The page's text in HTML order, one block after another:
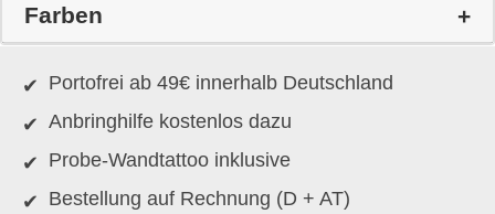
Farben
Portofrei ab 49€ innerhalb Deutschland
Anbringhilfe kostenlos dazu
Probe-Wandtattoo inklusive
Bestellung auf Rechnung (D + AT)